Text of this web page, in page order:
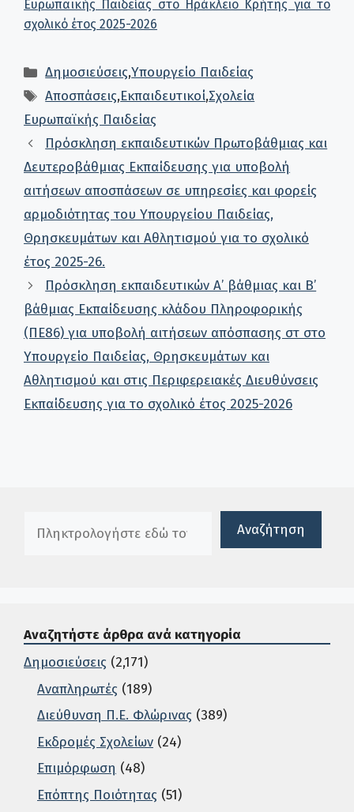
Ευρωπαϊκής Παιδείας στο Ηράκλειο Κρήτης για το
σχολικό έτος 2025-2026
Κατηγορίες
Δημοσιεύσεις,Υπουργείο Παιδείας
Ετικέτες
Αποσπάσεις,Εκπαιδευτικοί,Σχολεία
Ευρωπαϊκής Παιδείας
Πρόσκληση εκπαιδευτικών Πρωτοβάθμιας και
Δευτεροβάθμιας Εκπαίδευσης για υποβολή
αιτήσεων αποσπάσεων σε υπηρεσίες και φορείς
αρμοδιότητας του Υπουργείου Παιδείας,
Θρησκευμάτων και Αθλητισμού για το σχολικό
έτος 2025-26.
Πρόσκληση εκπαιδευτικών Α’ βάθμιας και Β’
βάθμιας Εκπαίδευσης κλάδου Πληροφορικής
(ΠΕ86) για υποβολή αιτήσεων απόσπασης στ στο
Υπουργείο Παιδείας, Θρησκευμάτων και
Αθλητισμού και στις Περιφερειακές Διευθύνσεις
Εκπαίδευσης για το σχολικό έτος 2025-2026
Αναζήτηση
Αναζητήστε άρθρα ανά κατηγορία
Δημοσιεύσεις (2,171)
Αναπληρωτές (189)
Διεύθυνση Π.Ε. Φλώρινας (389)
Εκδρομές Σχολείων (24)
Επιμόρφωση (48)
Επόπτης Ποιότητας (51)